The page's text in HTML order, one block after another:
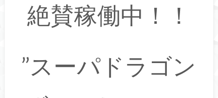
絶賛稼働中！！
”スーパドラゴン